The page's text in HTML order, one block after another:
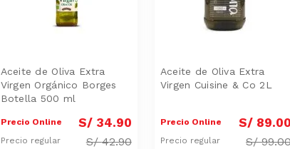
Aceite de Oliva Extra
Virgen Orgánico Borges
Botella 500 ml
Precio Online S/ 34.90
Precio regular S/42.90
Aceite de Oliva Extra
Virgen Cuisine & Co 2L
Precio Online S/ 89.
Precio regular S/